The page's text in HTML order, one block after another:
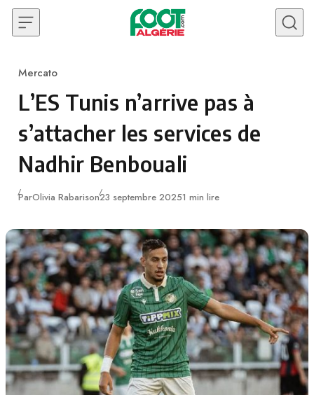
Skip to content
Category
Mercato
L’ES Tunis n’arrive pas à
s’attacher les services de
Nadhir Benbouali
ParOlivia RabarisonPublié
23 septembre 20251 min lire